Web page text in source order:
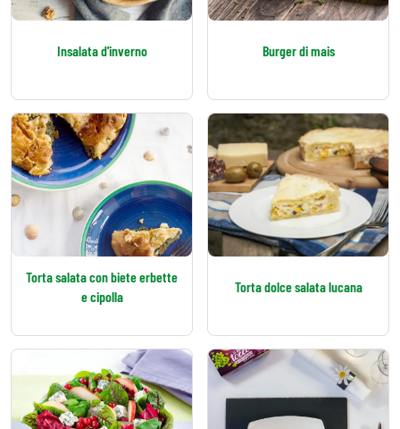
Insalata d'inverno Burger di mais
Torta salata con biete erbette
e cipolla
Torta dolce salata lucana